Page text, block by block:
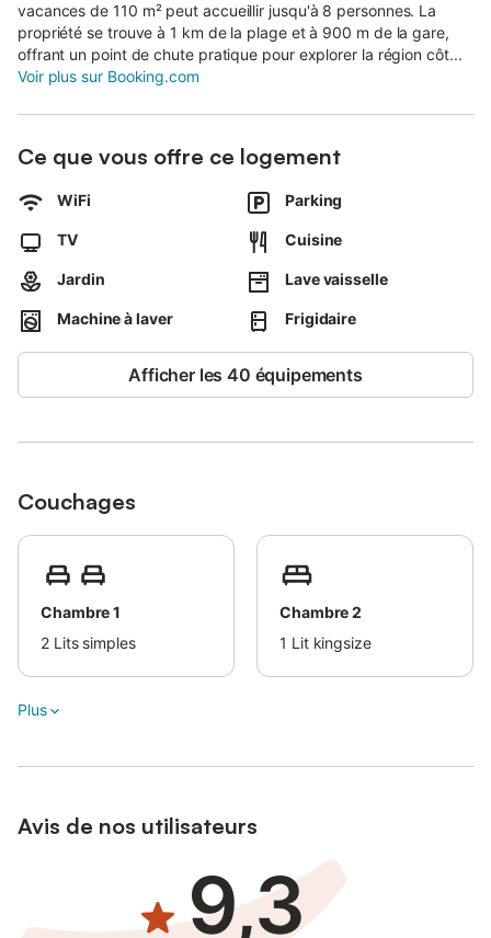
vacances de 110 m² peut accueillir jusqu'à 8 personnes. La
propriété se trouve à 1 km de la plage et à 900 m de la gare,
offrant un point de chute pratique pour explorer la région côt...
Voir plus sur Booking.com
Ce que vous offre ce logement
WiFi Parking
TV Cuisine
Jardin Lave vaisselle
Machine à laver Frigidaire
Afficher les 40 équipements
Couchages
Chambre 1
2 Lits simples
Chambre 2
1 Lit kingsize
Plus
Avis de nos utilisateurs
9,3